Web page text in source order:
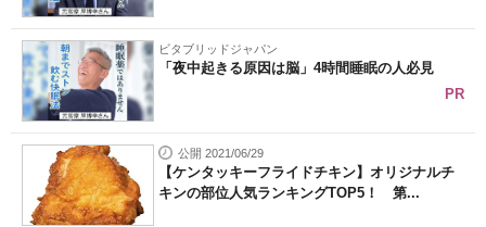
ビタブリッドジャパン
「夜中起きる原因は脳」4時間睡眠の人必見
PR
公開 2021/06/29
【ケンタッキーフライドチキン】オリジナルチ
キンの部位人気ランキングTOP5！ 第...